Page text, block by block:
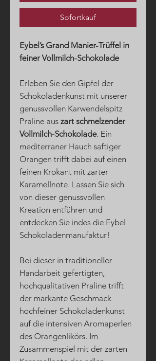
Sofortkauf
Eybel’s Grand Manier-Trüffel in
feiner Vollmilch-Schokolade
Erleben Sie den Gipfel der
Schokoladenkunst mit unserer
genussvollen Karwendelspitz
Praline aus zart schmelzender
Vollmilch-Schokolade. Ein
mediterraner Hauch saftiger
Orangen trifft dabei auf einen
feinen Krokant mit zarter
Karamellnote. Lassen Sie sich
von dieser genussvollen
Kreation entführen und
entdecken Sie indes die Eybel
Schokoladenmanufaktur!
Bei dieser in traditioneller
Handarbeit gefertigten,
hochqualitativen Praline trifft
der markante Geschmack
hochfeiner Schokoladenkunst
auf die intensiven Aromaperlen
des Orangenlikörs. Im
Zusammenspiel mit der zarten